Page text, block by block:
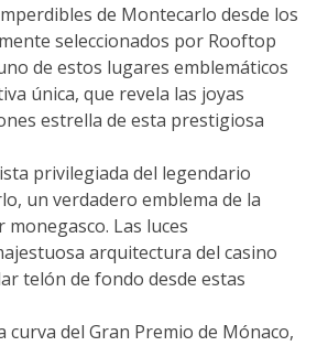
de Montecarlo desde los
seleccionados por Rooftop
de estos lugares emblemáticos
única, que revela las joyas
estrella de esta prestigiosa
privilegiada del legendario
un verdadero emblema de la
Las luces
arquitectura del casino
telón de fondo desde estas
curva del Gran Premio de Mónaco,